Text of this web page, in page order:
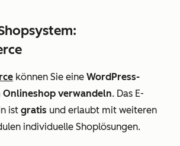
können Sie eine WordPress-
Onlineshop verwandeln. Das E-
ist gratis und erlaubt mit weiteren
individuelle Shoplösungen.